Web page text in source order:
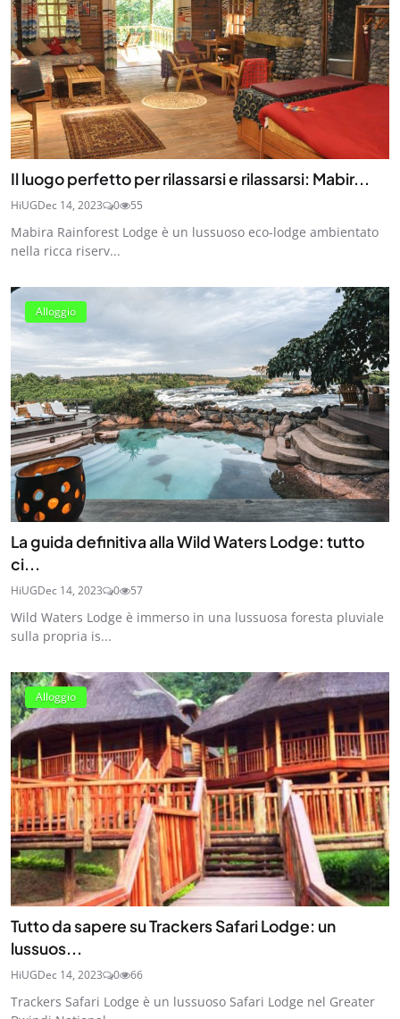
Il luogo perfetto per rilassarsi e rilassarsi: Mabir...
HiUGDec 14, 2023 0 55
Mabira Rainforest Lodge è un lussuoso eco-lodge ambientato
nella ricca riserv...
Alloggio
La guida definitiva alla Wild Waters Lodge: tutto
ci...
HiUGDec 14, 2023 0 57
Wild Waters Lodge è immerso in una lussuosa foresta pluviale
sulla propria is...
Alloggio
Tutto da sapere su Trackers Safari Lodge: un
lussuos...
HiUGDec 14, 2023 0 66
Trackers Safari Lodge è un lussuoso Safari Lodge nel Greater